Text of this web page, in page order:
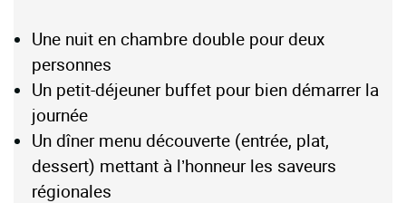
Une nuit en chambre double pour deux
personnes
Un petit-déjeuner buffet pour bien démarrer la
journée
Un dîner menu découverte (entrée, plat,
dessert) mettant à l’honneur les saveurs
régionales